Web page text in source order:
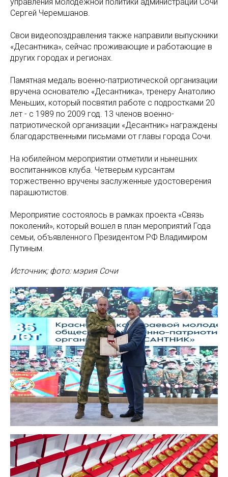
управления молодежной политики администрации Сочи
Сергей Черемшанов.
Свои видеопоздравления также направили выпускники
«Десантника», сейчас проживающие и работающие в
других городах и регионах.
Памятная медаль военно-патриотической организации
вручена основателю «Десантника», тренеру Анатолию
Меньших, который посвятил работе с подростками 20
лет - с 1989 по 2009 год. 13 членов военно-
патриотической организации «Десантник» награждены
благодарственными письмами от главы города Сочи.
На юбилейном мероприятии отметили и нынешних
воспитанников клуба. Четверым курсантам
торжественно вручены заслуженные удостоверения
парашютистов.
Мероприятие состоялось в рамках проекта «Связь
поколений», который вошел в план мероприятий Года
семьи, объявленного Президентом РФ Владимиром
Путиным.
Источник; фото: мэрия Сочи